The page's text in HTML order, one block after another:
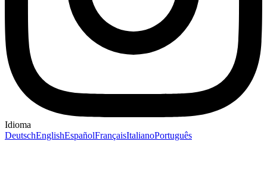
Idioma
DeutschEnglishEspañolFrançaisItalianoPortuguês